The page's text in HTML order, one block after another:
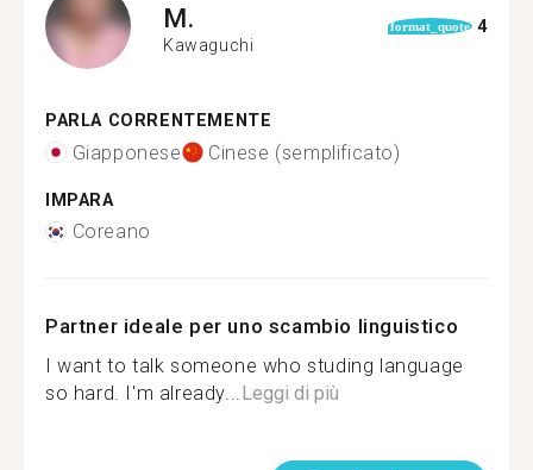
M.
Kawaguchi
format_quote 4
PARLA CORRENTEMENTE
Giapponese Cinese (semplificato)
IMPARA
Coreano
Partner ideale per uno scambio linguistico
I want to talk someone who studing language
so hard. I'm already...Leggi di più